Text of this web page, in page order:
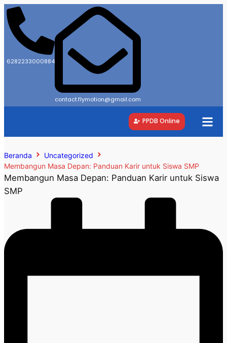
6282233000884
contact.flymotion@gmail.com
PPDB Online
Beranda
Uncategorized
Membangun Masa Depan: Panduan Karir untuk Siswa SMP
Membangun Masa Depan: Panduan Karir untuk Siswa
SMP